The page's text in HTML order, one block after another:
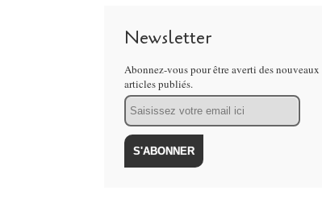
Newsletter
Abonnez-vous pour être averti des nouveaux
articles publiés.
Email